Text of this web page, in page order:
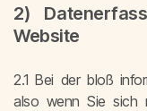
2)
Website
2.1 Bei der bloß
also wenn Sie sich